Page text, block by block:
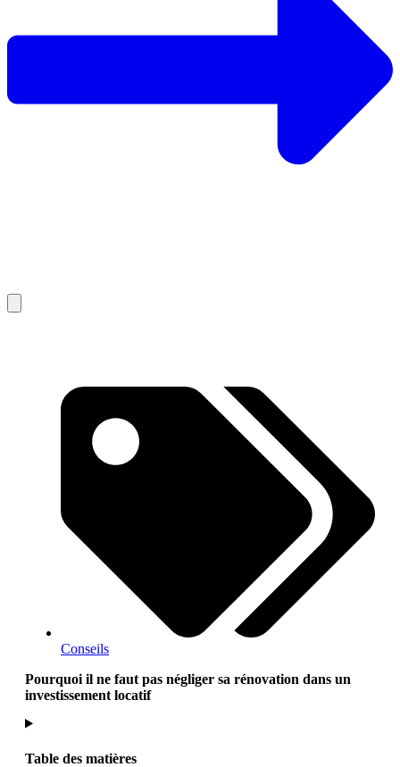
Conseils
Pourquoi il ne faut pas négliger sa rénovation dans un
investissement locatif
Table des matières